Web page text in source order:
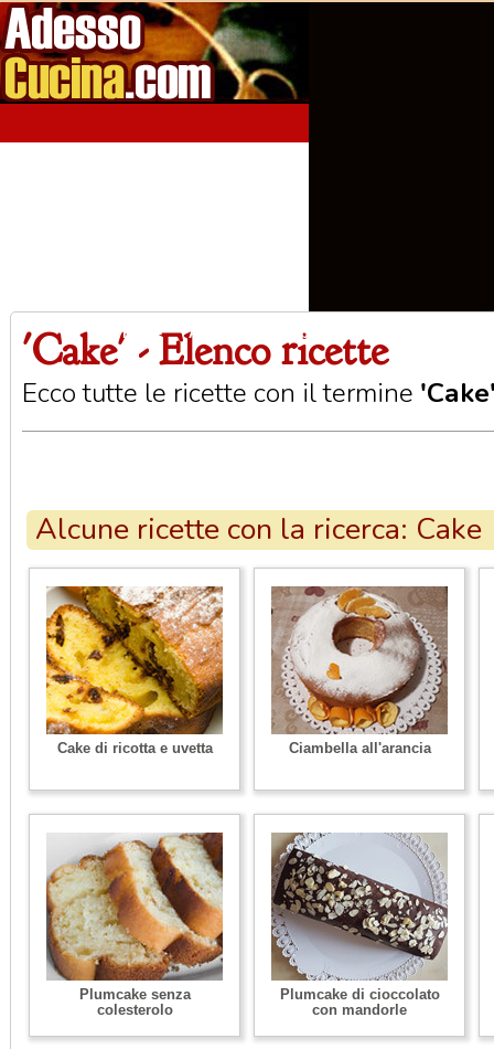
Home Aperitivi Antipasti
'Cake' - Elenco ricette
Ecco tutte le ricette con il termine
Alcune ricette con la ricerca: Cake
Cake di ricotta e uvetta Ciambella all'arancia
Plumcake senza
colesterolo
Plumcake di cioccolato
con mandorle